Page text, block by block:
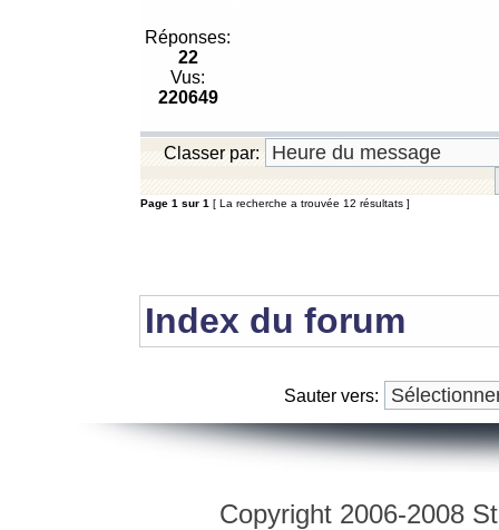
Réponses:
22
Vus:
220649
Classer par:
Page 1 sur 1 [ La recherche a trouvée 12 résultats ]
Index du forum
Sauter vers:
Copyright 2006-2008